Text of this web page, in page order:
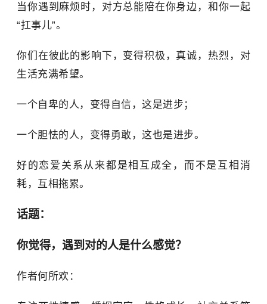
当你遇到麻烦时，对方总能陪在你身边，和你一起
“扛事儿”。
你们在彼此的影响下，变得积极，真诚，热烈，对
生活充满希望。
一个自卑的人，变得自信，这是进步；
一个胆怯的人，变得勇敢，这也是进步。
好的恋爱关系从来都是相互成全，而不是互相消
耗，互相拖累。
话题：
你觉得，遇到对的人是什么感觉？
作者何所欢：